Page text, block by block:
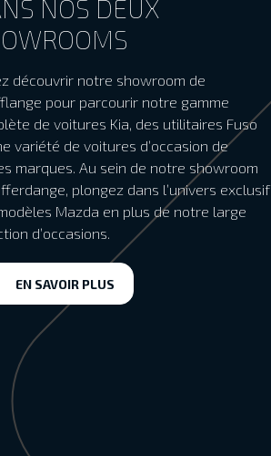
NOS DEUX
découvrir notre showroom de
pour parcourir notre gamme
de voitures Kia, des utilitaires Fuso
variété de voitures d’occasion de
marques. Au sein de notre showroom
plongez dans l’univers exclusif
Mazda en plus de notre large
d’occasions.
EN SAVOIR PLUS